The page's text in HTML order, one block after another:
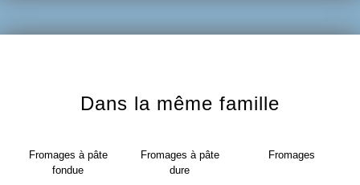
Dans la même famille
Fromages à pâte
fondue
Fromages à pâte
dure
Fromages